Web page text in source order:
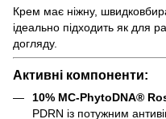
Крем має ніжну,
ідеально підходить як для
догляду.
Активні компоненти:
10% MC-PhytoDNA®
PDRN із потужним